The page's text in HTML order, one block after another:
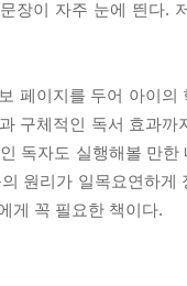
장이 자주 눈에 띈다.
페이지를 두어 아이
구체적인 독서 효과
독자도 실행해볼 만
원리가 일목요연하
게 꼭 필요한 책이다.